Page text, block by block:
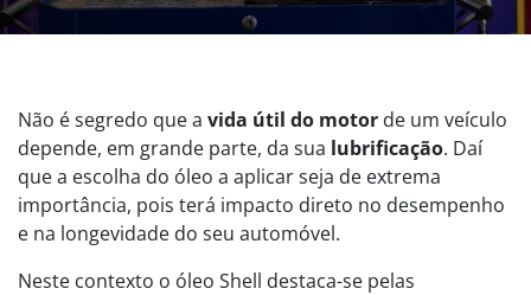
Não é segredo que a vida útil do motor de um veículo
depende, em grande parte, da sua lubrificação. Daí
que a escolha do óleo a aplicar seja de extrema
importância, pois terá impacto direto no desempenho
e na longevidade do seu automóvel.
Neste contexto o óleo Shell destaca-se pelas